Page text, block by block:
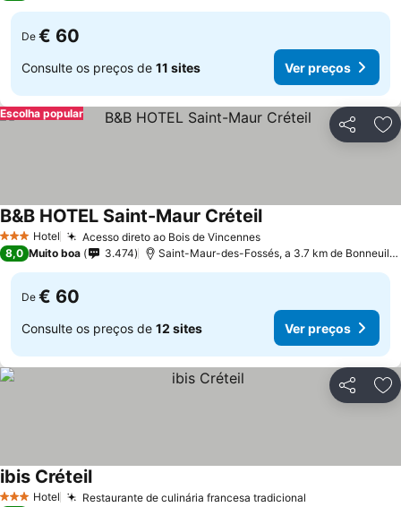
De € 60
Consulte os preços de 11 sites Ver preços
Partilhar
Escolha popular
3 EstrelasHotel Acesso direto ao Bois de VincennesVer preços
B&B HOTEL Saint-Maur CréteilVer preços
8,0 Muito boa 3.474 Saint-Maur-des-Fossés, a 3.7 km de Bonneuil-
De € 60
Consulte os preços de 12 sites Ver preços
Partilhar
3 EstrelasHotel Restaurante de culinária francesa tradicional
ibis CréteilVer preços